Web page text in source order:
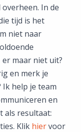
In de
tijd is het
niet naar
maar niet uit?
en merk je
help je team
en
als resultaat:
Klik hiervoor